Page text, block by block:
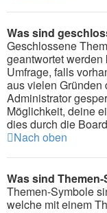
Was sind
Geschlossene
geantwortet
Umfrage, falls
aus vielen Gründen
Administrator
Möglichkeit, deine
dies durch die
Nach oben
Was sind
Themen-Symbole
welche mit einem